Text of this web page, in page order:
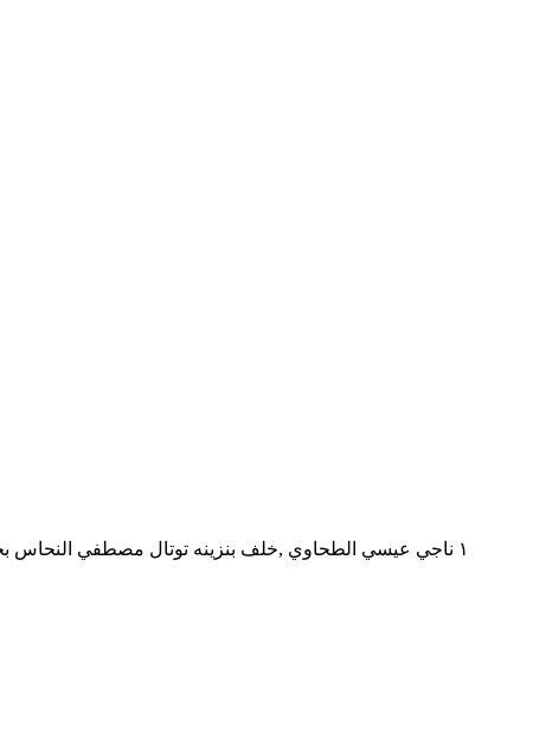
١ ناجي عيسي الطحاوي ,خلف بنزينه توتال مصطفي النحاس بجوار مدرسه المنهل ,المنطقه التاسعه مدينه نصر,محافظه القاهره